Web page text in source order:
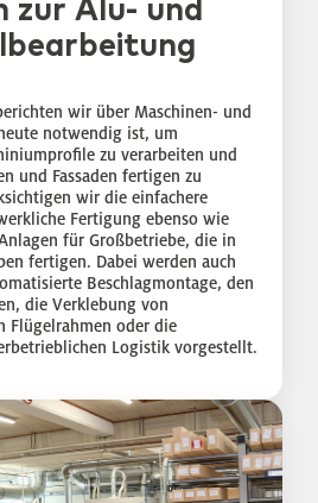
zur Alu- und
wir über Maschinen- und
notwendig ist, um
zu verarbeiten und
und Fassaden fertigen zu
wir die einfachere
Fertigung ebenso wie
für Großbetriebe, die in
fertigen. Dabei werden auch
Beschlagmontage, den
die Verklebung von
Flügelrahmen oder die
Logistik vorgestellt.